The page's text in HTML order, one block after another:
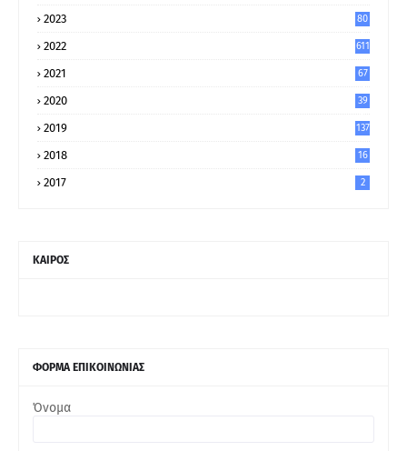
2023
80
2022 611
2021
67
2020
39
2019 137
2018 16
2017 2
ΚΑΙΡΟΣ
ΦΟΡΜΑ ΕΠΙΚΟΙΝΩΝΙΑΣ
Όνομα